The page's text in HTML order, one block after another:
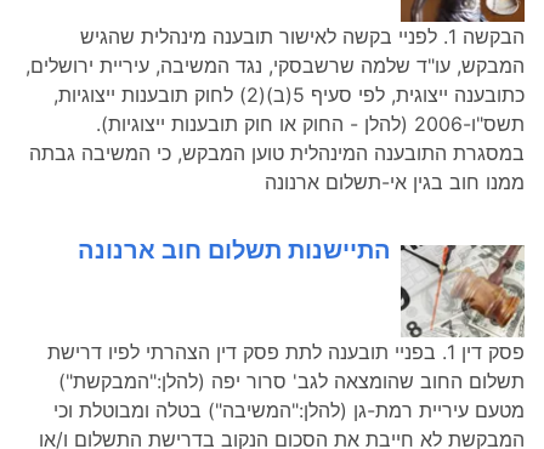
הבקשה 1. לפניי בקשה לאישור תובענה מינהלית שהגיש
המבקש, עו"ד שלמה שרשבסקי, נגד המשיבה, עיריית ירושלים,
כתובענה ייצוגית, לפי סעיף 5(ב)(2) לחוק תובענות ייצוגיות,
תשס"ו-2006 (להלן - החוק או חוק תובענות ייצוגיות).
במסגרת התובענה המינהלית טוען המבקש, כי המשיבה גבתה
ממנו חוב בגין אי-תשלום ארנונה
התיישנות תשלום חוב ארנונה
פסק דין 1. בפניי תובענה לתת פסק דין הצהרתי לפיו דרישת
תשלום החוב שהומצאה לגב' סרור יפה (להלן:"המבקשת")
מטעם עיריית רמת-גן (להלן:"המשיבה") בטלה ומבוטלת וכי
המבקשת לא חייבת את הסכום הנקוב בדרישת התשלום ו/או